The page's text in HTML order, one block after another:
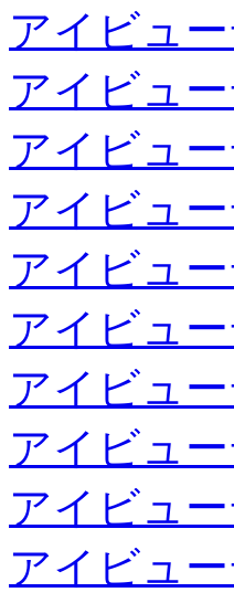
アイビュ
アイビュ
アイビュ
アイビュ
アイビュ
アイビュ
アイビュ
アイビュ
アイビュ
アイビュ